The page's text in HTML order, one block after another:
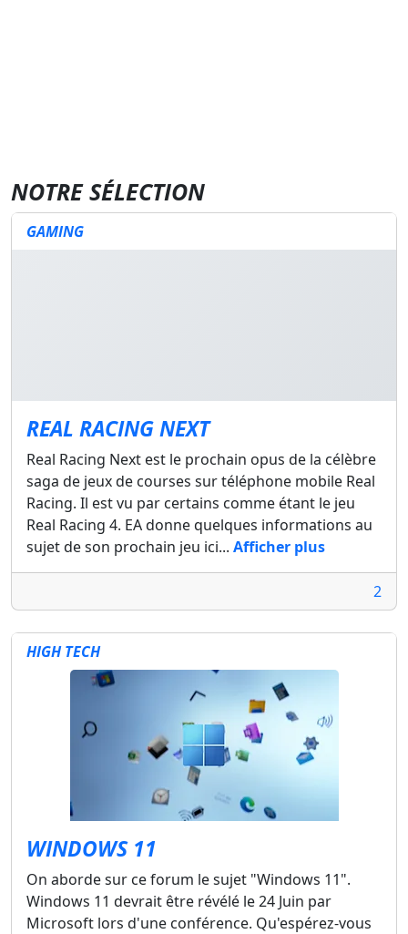
NOTRE SÉLECTION
GAMING
REAL RACING NEXT
Real Racing Next est le prochain opus de la célèbre
saga de jeux de courses sur téléphone mobile Real
Racing. Il est vu par certains comme étant le jeu
Real Racing 4. EA donne quelques informations au
sujet de son prochain jeu ici... Afficher plus
2
HIGH TECH
WINDOWS 11
On aborde sur ce forum le sujet "Windows 11".
Windows 11 devrait être révélé le 24 Juin par
Microsoft lors d'une conférence. Qu'espérez-vous